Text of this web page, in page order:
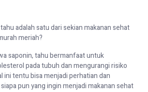
tahuadalahsatudarisekianmakanansehat
meriah?
saponin,tahubermanfaatuntuk
padatubuhdanmengurangirisiko
initentubisamenjadiperhatiandan
siapapun yanginginmenjadimakanansehat